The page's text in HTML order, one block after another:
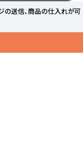
の送信、商品の仕入れが可